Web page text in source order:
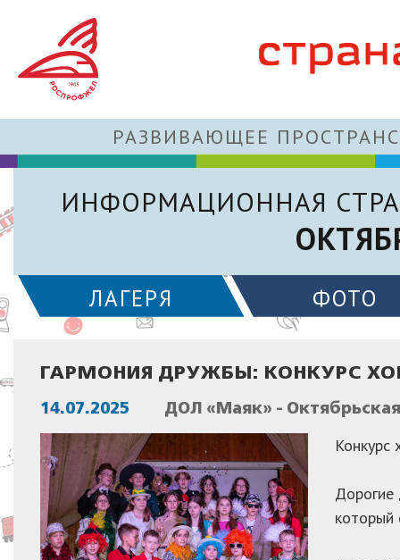
РАЗВИВАЮЩЕЕ
ИНФОРМАЦИОННАЯ
ЛАГЕРЯ ФОТО
ГАРМОНИЯ ДРУЖБЫ: КОНКУРС
14.07.2025 ДОЛ «Маяк» -
Конкурс
Дорогие
который